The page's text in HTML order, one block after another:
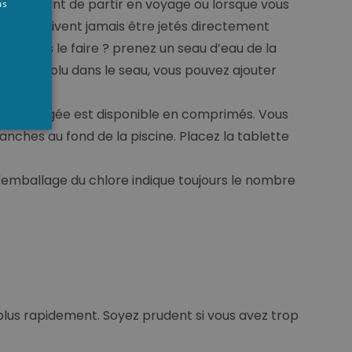
avant de partir en voyage ou lorsque vous
ne doivent jamais être jetés directement
vous le faire ? prenez un seau d’eau de la
résolu dans le seau, vous pouvez ajouter
plongée est disponible en comprimés. Vous
au fond de la piscine. Placez la tablette
du chlore indique toujours le nombre
rapidement. Soyez prudent si vous avez trop